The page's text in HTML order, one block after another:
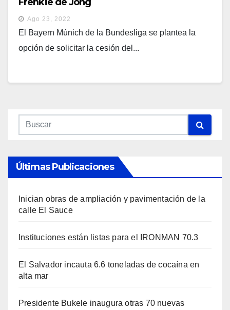
Ago 23, 2022
El Bayern Múnich de la Bundesliga se plantea la
opción de solicitar la cesión del...
Últimas Publicaciones
Inician obras de ampliación y pavimentación de la
calle El Sauce
Instituciones están listas para el IRONMAN 70.3
El Salvador incauta 6.6 toneladas de cocaína en
alta mar
Presidente Bukele inaugura otras 70 nuevas